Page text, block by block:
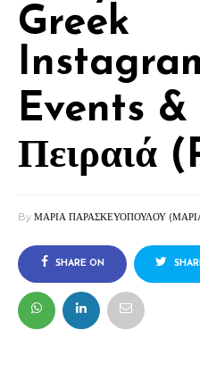
Greek
Events &
Πειραιά
By ΜΑΡΙΑ ΠΑΡΑΣΚΕΥΟΠΟΥΛΟΥ
SHARE ON
FACEBOOK